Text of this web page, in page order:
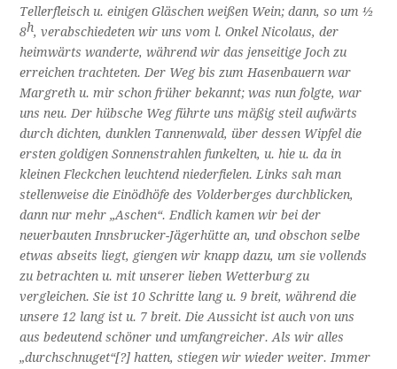
Tellerfleisch u. einigen Gläschen weißen Wein; dann, so um ½
8h, verabschiedeten wir uns vom l. Onkel Nicolaus, der
heimwärts wanderte, während wir das jenseitige Joch zu
erreichen trachteten. Der Weg bis zum Hasenbauern war
Margreth u. mir schon früher bekannt; was nun folgte, war
uns neu. Der hübsche Weg führte uns mäßig steil aufwärts
durch dichten, dunklen Tannenwald, über dessen Wipfel die
ersten goldigen Sonnenstrahlen funkelten, u. hie u. da in
kleinen Fleckchen leuchtend niederfielen. Links sah man
stellenweise die Einödhöfe des Volderberges durchblicken,
dann nur mehr „Aschen“. Endlich kamen wir bei der
neuerbauten Innsbrucker-Jägerhütte an, und obschon selbe
etwas abseits liegt, giengen wir knapp dazu, um sie vollends
zu betrachten u. mit unserer lieben Wetterburg zu
vergleichen. Sie ist 10 Schritte lang u. 9 breit, während die
unsere 12 lang ist u. 7 breit. Die Aussicht ist auch von uns
aus bedeutend schöner und umfangreicher. Als wir alles
„durchschnuget“[?] hatten, stiegen wir wieder weiter. Immer